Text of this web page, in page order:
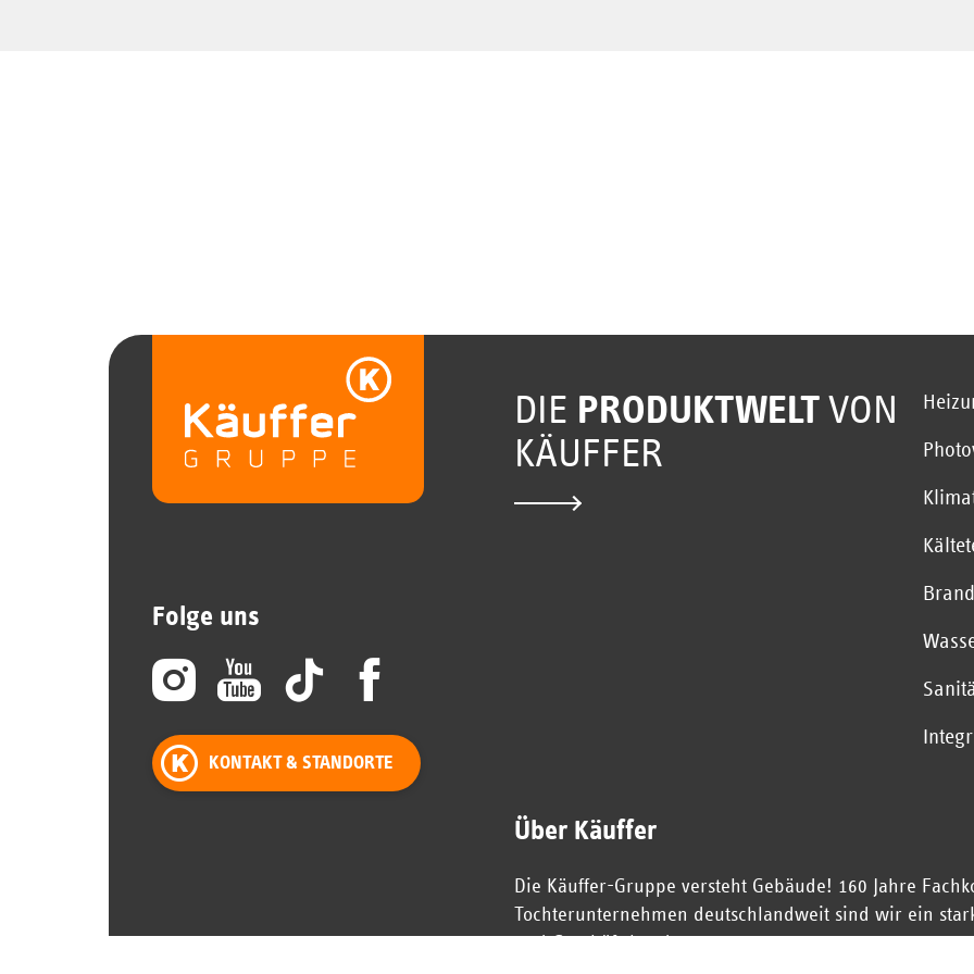
Folge uns
KONTAKT & STANDORTE
DIE PRODUKTWELTVON
KÄUFFER
Über Käuffer
Die Käuffer-Gruppe versteht Gebäude! 160 Jahre
Tochterunternehmen deutschlandweit sind wir ein
und Geschäftskunden.